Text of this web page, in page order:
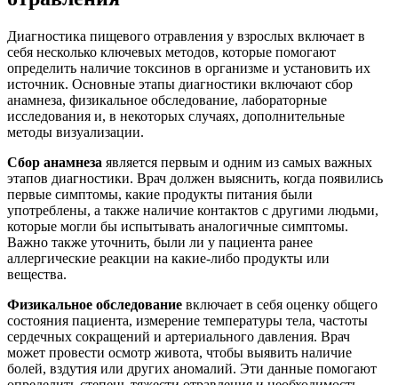
Диагностика пищевого отравления у взрослых включает в
себя несколько ключевых методов, которые помогают
определить наличие токсинов в организме и установить их
источник. Основные этапы диагностики включают сбор
анамнеза, физикальное обследование, лабораторные
исследования и, в некоторых случаях, дополнительные
методы визуализации.
Сбор анамнеза является первым и одним из самых важных
этапов диагностики. Врач должен выяснить, когда появились
первые симптомы, какие продукты питания были
употреблены, а также наличие контактов с другими людьми,
которые могли бы испытывать аналогичные симптомы.
Важно также уточнить, были ли у пациента ранее
аллергические реакции на какие-либо продукты или
вещества.
Физикальное обследование включает в себя оценку общего
состояния пациента, измерение температуры тела, частоты
сердечных сокращений и артериального давления. Врач
может провести осмотр живота, чтобы выявить наличие
болей, вздутия или других аномалий. Эти данные помогают